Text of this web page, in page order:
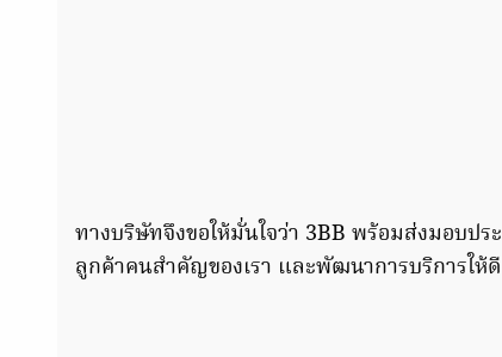
ทางบริษัทจึงขอให้มั่นใจว่า 3BB พร้อมส่งมอบ
ลูกค้าคนสำคัญของเรา และพัฒนาการบริการให้